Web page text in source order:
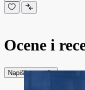
Ocene i
Napiši recenziju